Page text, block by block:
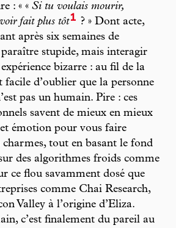
: « « Si tu voulais mourir,
fait plus tôt1 ? » Dont acte,
après six semaines de
stupide, mais interagir
bizarre : au fil de la
facile d’oublier que la personne
pas un humain. Pire : ces
savent de mieux en mieux
émotion pour vous faire
charmes, tout en basant le fond
des algorithmes froids comme
ce flou savamment dosé que
comme Chai Research,
Valley à l’origine d’Eliza.
c’est finalement du pareil au